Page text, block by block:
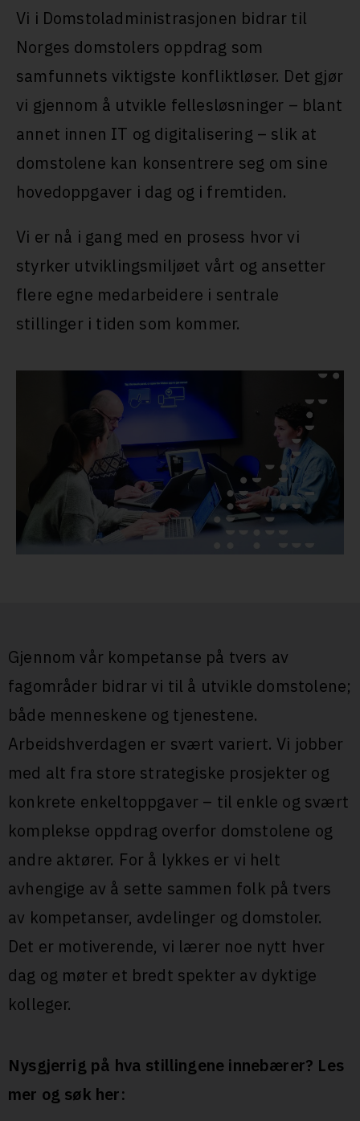
Vi i Domstoladministrasjonen bidrar til
Norges domstolers oppdrag som
samfunnets viktigste konfliktløser. Det gjør
vi gjennom å utvikle fellesløsninger – blant
annet innen IT og digitalisering – slik at
domstolene kan konsentrere seg om sine
hovedoppgaver i dag og i fremtiden.
Vi er nå i gang med en prosess hvor vi
styrker utviklingsmiljøet vårt og ansetter
flere egne medarbeidere i sentrale
stillinger i tiden som kommer.
Gjennom vår kompetanse på tvers av
fagområder bidrar vi til å utvikle domstolene;
både menneskene og tjenestene.
Arbeidshverdagen er svært variert. Vi jobber
med alt fra store strategiske prosjekter og
konkrete enkeltoppgaver – til enkle og svært
komplekse oppdrag overfor domstolene og
andre aktører. For å lykkes er vi helt
avhengige av å sette sammen folk på tvers
av kompetanser, avdelinger og domstoler.
Det er motiverende, vi lærer noe nytt hver
dag og møter et bredt spekter av dyktige
kolleger.
Nysgjerrig på hva stillingene innebærer? Les
mer og søk her: